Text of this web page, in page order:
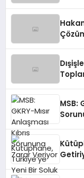
MSB: